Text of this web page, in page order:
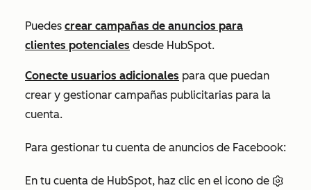
Puedes crear campañas de anuncios para
clientes potenciales desde HubSpot.
Conecte usuarios adicionales para que puedan
crear y gestionar campañas publicitarias para la
cuenta.
Para gestionar tu cuenta de anuncios de Facebook:
En tu cuenta de HubSpot, haz clic en el icono de